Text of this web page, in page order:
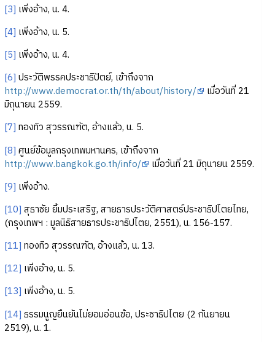
[3] เพิ่งอ้าง, น. 4.
[4] เพิ่งอ้าง, น. 5.
[5] เพิ่งอ้าง, น. 4.
[6] ประวัติพรรคประชาธิปัตย์, เข้าถึงจาก
http://www.democrat.or.th/th/about/history/
เมื่อวันที่ 21
มิถุนายน 2559.
[7] ทองทิว สุวรรณฑัต, อ้างแล้ว, น. 5.
[8] ศูนย์ข้อมูลกรุงเทพมหานคร, เข้าถึงจาก
http://www.bangkok.go.th/info/
เมื่อวันที่ 21 มิถุนายน 2559.
[9] เพิ่งอ้าง.
[10] สุธาชัย ยิ้มประเสริฐ, สายธารประวัติศาสตร์ประชาธิปไตยไทย,
(กรุงเทพฯ : มูลนิธิสายธารประชาธิปไตย, 2551), น. 156-157.
[11] ทองทิว สุวรรณฑัต, อ้างแล้ว, น. 13.
[12] เพิ่งอ้าง, น. 5.
[13] เพิ่งอ้าง, น. 5.
[14] ธรรมนูญยืนยันไม่ยอมอ่อนข้อ, ประชาธิปไตย (2 กันยายน
2519), น. 1.